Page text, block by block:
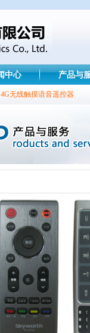
中心 产品与
无线触摸语音遥控器